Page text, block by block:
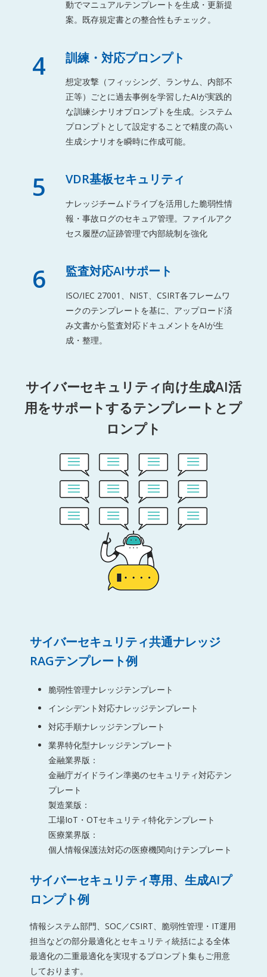
動でマニュアルテンプレートを生成・更新提
案。既存規定書との整合性もチェック。
4 訓練・対応プロンプト
想定攻撃（フィッシング、ランサム、内部不
正等）ごとに過去事例を学習したAIが実践的
な訓練シナリオプロンプトを生成。システム
プロンプトとして設定することで精度の高い
生成シナリオを瞬時に作成可能。
5 VDR基板セキュリティ
ナレッジチームドライブを活用した脆弱性情
報・事故ログのセキュア管理。ファイルアク
セス履歴の証跡管理で内部統制を強化
6 監査対応AIサポート
ISO/IEC 27001、NIST、CSIRT各フレームワ
ークのテンプレートを基に、アップロード済
み文書から監査対応ドキュメントをAIが生
成・整理。
サイバーセキュリティ向け生成AI活
用をサポートするテンプレートとプ
ロンプト
サイバーセキュリティ共通ナレッジ
RAGテンプレート例
脆弱性管理ナレッジテンプレート
インシデント対応ナレッジテンプレート
対応手順ナレッジテンプレート
業界特化型ナレッジテンプレート
金融業界版：
金融庁ガイドライン準拠のセキュリティ対応テン
プレート
製造業版：
工場IoT・OTセキュリティ特化テンプレート
医療業界版：
個人情報保護法対応の医療機関向けテンプレート
サイバーセキュリティ専用、生成AIプ
ロンプト例
情報システム部門、SOC／CSIRT、脆弱性管理・IT運用
担当などの部分最適化とセキュリティ統括による全体
最適化の二重最適化を実現するプロンプト集もご用意
しております。